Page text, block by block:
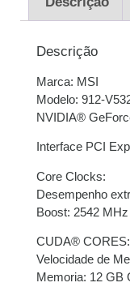
sem juros
3x deR$
sem
4x deR$
5x deR$
com juros
6x deR$888,94
juros
Descrição
Marca: MSI
Modelo: 912-
NVIDIA®
Interface PCI
Core Clocks:
Desempenho
Boost: 2542 MHz
CUDA®
Velocidade de
Memoria: 12 GB